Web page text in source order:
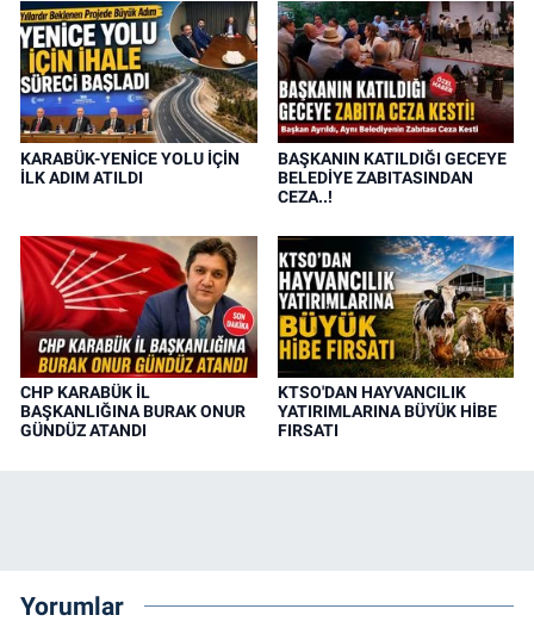
KARABÜK-YENİCE YOLU İÇİN
İLK ADIM ATILDI
BAŞKANIN KATILDIĞI GECEYE
BELEDİYE ZABITASINDAN
CEZA..!
CHP KARABÜK İL
BAŞKANLIĞINA BURAK ONUR
GÜNDÜZ ATANDI
KTSO'DAN HAYVANCILIK
YATIRIMLARINA BÜYÜK HİBE
FIRSATI
Yorumlar